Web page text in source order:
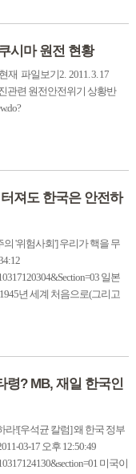
시마 원전 현황
재 파일보기2. 2011. 3. 17
관련 원전안전위기 상황반
져도 한국은 안전하
의 '위험사회'] 우리가 핵을 무
일본
년 세계 처음으로(그리고
령? MB, 재일 한국인
라![우석균 칼럼] 왜 한국 정부
03-17 오후 12:50:49
미국이